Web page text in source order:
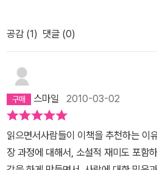
어른 아이할 것 없이 사람들은 하산을
친구 아들인 아세프 일당이 심했다. 물
책을 읽고 글을 쓰는 것을 더 좋아했다
모습을 걱정할 정도였다. 아세프 일당이
산은 자신의 특기인 새총으로 아세프를
다짐하며 도망갔다.겨울이면 아프가니
열렸다. 이 연날리기의 승자는 연을 오
아니라 다른 사람의 연줄을 끊고 최후
고통이었다. 아미르 인생의 고통은 아
이였고 하산의 믿음에 대한 고약한 배신
며 숨고 싶었던 그의 과거는 결국 가슴
슨 고철더미였다. 카불에 떨어진 포탄
을 모질게 해야했던 아미르의 인생에서
에게 잘 해볼 수 있는 희망이었다. 그리
고통을 내려 놓으며 자신의 연민에서
으면서 가슴이 아니라 손이 저려왔다 .
공감 (1) 댓글 (0)
스마일 2010-03-02
읽으면서사람들이 이책을 추천하는 이
장 과정에 대해서, 소설적 재미도 포함